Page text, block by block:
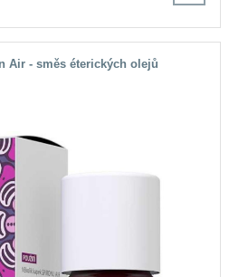
Air - směs éterických olejů